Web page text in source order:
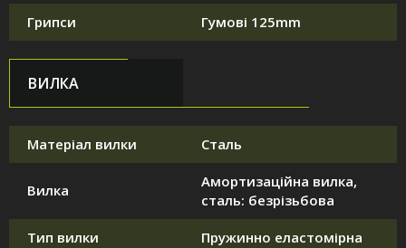
Грипси Гумові 125mm
ВИЛКА
Матеріал вилки Сталь
Вилка
Амортизаційна вилка,
сталь: безрізьбова
Тип вилки Пружинно еластомірна